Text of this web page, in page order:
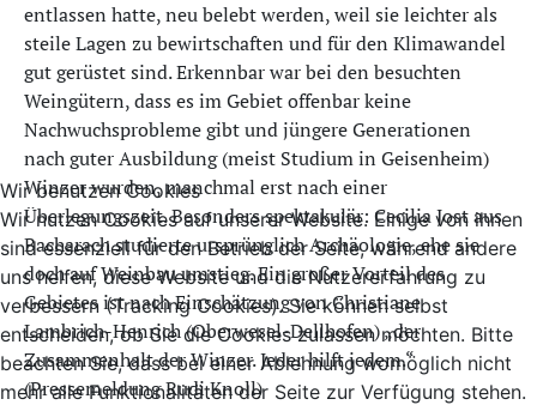
entlassen hatte, neu belebt werden, weil sie leichter als
steile Lagen zu bewirtschaften und für den Klimawandel
gut gerüstet sind. Erkennbar war bei den besuchten
Weingütern, dass es im Gebiet offenbar keine
Nachwuchsprobleme gibt und jüngere Generationen
nach guter Ausbildung (meist Studium in Geisenheim)
Winzer wurden, manchmal erst nach einer
Überlegungszeit. Besonders spektakulär: Cecilia Jost aus
Bacharach studierte ursprünglich Archäologie, ehe sie
doch auf Weinbau umstieg. Ein großer Vorteil des
Gebietes ist nach Einschätzung von Christiane
Lambrich-Henrich (Oberwesel-Dellhofen) „der
Zusammenhalt der Winzer. Jeder hilft jedem.“
(Pressemeldung Rudi Knoll)
Wir benutzen Cookies
Wir nutzen Cookies auf unserer Website. Einige von ihnen
sind essenziell für den Betrieb der Seite, während andere
uns helfen, diese Website und die Nutzererfahrung zu
verbessern (Tracking Cookies). Sie können selbst
entscheiden, ob Sie die Cookies zulassen möchten. Bitte
beachten Sie, dass bei einer Ablehnung womöglich nicht
mehr alle Funktionalitäten der Seite zur Verfügung stehen.